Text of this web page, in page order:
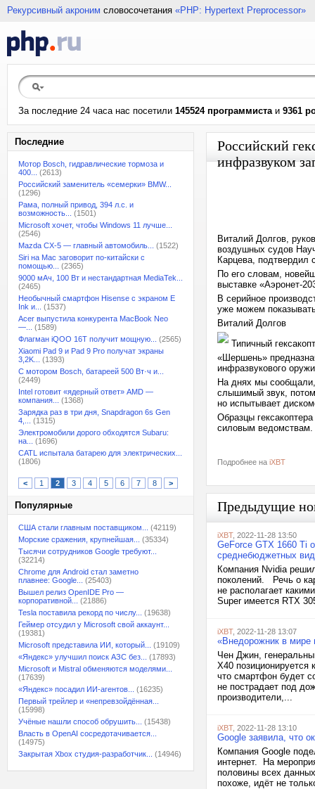
Рекурсивный акроним словосочетания «PHP: Hypertext Preprocessor»
За последние 24 часа нас посетили 145524 программистаи 9361
Последние
Мотор Bosch, гидравлические тормоза и
400...
(2613)
Российский заменитель «семерки» BMW...
(1296)
Рама, полный привод, 394 л.с. и
возможность...
(1501)
Microsoft хочет, чтобы Windows 11 лучше...
(2546)
Mazda CX-5 — главный автомобиль...
(1522)
Siri на Mac заговорит по-китайски с
помощью...
(2365)
9000 мАч, 100 Вт и нестандартная MediaTek...
(2465)
Необычный смартфон Hisense с экраном E
Ink и...
(1537)
Acer выпустила конкурента MacBook Neo
—...
(1589)
Флагман iQOO 16T получит мощную...
(2565)
Xiaomi Pad 9 и Pad 9 Pro получат экраны
3,2K...
(1393)
С мотором Bosch, батареей 500 Вт·ч и...
(2449)
Intel готовит «ядерный ответ» AMD —
компания...
(1368)
Зарядка раз в три дня, Snapdragon 6s Gen
4,...
(1315)
Электромобили дорого обходятся Subaru:
на...
(1696)
CATL испытала батарею для электрических...
(1806)
< 1 2 3 4 5 6 7 8 >
Популярные
США стали главным поставщиком...
(42119)
Морские сражения, крупнейшая...
(35334)
Тысячи сотрудников Google требуют...
(32214)
Chrome для Android стал заметно
плавнее: Google...
(25403)
Вышел релиз OpenIDE Pro —
корпоративной...
(21886)
Tesla поставила рекорд по числу...
(19638)
Геймер отсудил у Microsoft свой аккаунт...
(19381)
Microsoft представила ИИ, который...
(19109)
«Яндекс» улучшил поиск АЗС без...
(17893)
Microsoft и Mistral обменяются моделями...
(17639)
«Яндекс» посадил ИИ-агентов...
(16235)
Первый трейлер и «непревзойдённая...
(15998)
Учёные нашли способ обрушить...
(15438)
Власть в OpenAI сосредотачивается...
(14975)
Закрытая Xbox студия-разработчик...
(14946)
Российский
инфразвуком
Виталий Долгов,
воздушных судов
Карцева, подтвердил
По его словам,
выставке «Аэронет-
В серийное
уже можем
Виталий Долгов
Типичный
«Шершень»
инфразвукового
На днях мы
слышимый звук, потом
но испытывает
Образцы
силовым ведомствам.
Подробнее на iXBT
Предыдущие
iXBT, 2022-11-28 13:50
GeForce GTX 1660 Ti
среднебюджетных
Компания Nvidia
поколений. Речь о
не располагает
Super имеется RTX
iXBT, 2022-11-28 13:07
«Внедорожник в мире
Чен Джин,
X40
что смартфон будет
не пострадает под
производители,...
iXBT, 2022-11-28 13:10
Google заявила, что
Компания Google
интернет. На
половины всех
похоже, идёт не